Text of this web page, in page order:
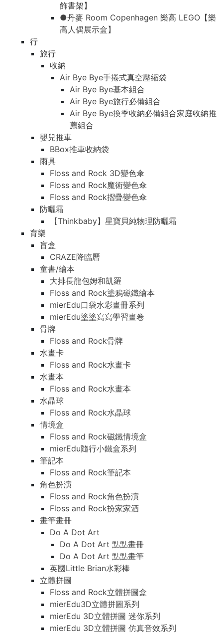
飾書架】
●丹麥 Room Copenhagen 樂高 LEGO【樂
高人偶展示盒】
行
旅行
收納
Air Bye Bye手捲式真空壓縮袋
Air Bye Bye基本組合
Air Bye Bye旅行必備組合
Air Bye Bye換季收納必備組合家庭收納推
薦組合
嬰兒推車
BBox推車收納袋
雨具
Floss and Rock 3D變色傘
Floss and Rock魔術變色傘
Floss and Rock摺疊變色傘
防曬霜
【Thinkbaby】星寶貝純物理防曬霜
育樂
盲盒
CRAZE降臨曆
童書/繪本
大排長龍包姆和凱羅
Floss and Rock塗鴉磁鐵繪本
mierEdu口袋水彩畫冊系列
mierEdu塗塗寫寫學習畫卷
骨牌
Floss and Rock骨牌
水畫卡
Floss and Rock水畫卡
水畫本
Floss and Rock水畫本
水晶球
Floss and Rock水晶球
情境盒
Floss and Rock磁鐵情境盒
mierEdu隨行小鐵盒系列
筆記本
Floss and Rock筆記本
角色扮演
Floss and Rock角色扮演
Floss and Rock扮家家酒
畫筆畫冊
Do A Dot Art
Do A Dot Art 點點畫冊
Do A Dot Art 點點畫筆
英國Little Brian水彩棒
立體拼圖
Floss and Rock立體拼圖盒
mierEdu3D立體拼圖系列
mierEdu 3D立體拼圖 迷你系列
mierEdu 3D立體拼圖 仿真音效系列